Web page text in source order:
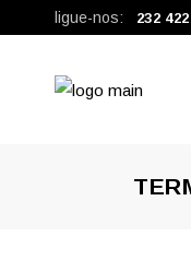
ligue-nos: 232